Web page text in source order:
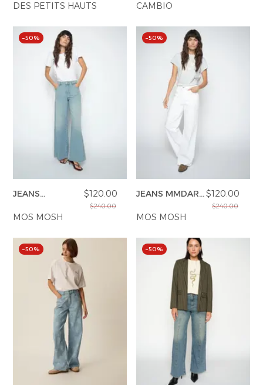
DES PETITS HAUTS CAMBIO
–50%
JEANS
ESMA
$120.00
$240.00
MOS MOSH
–50%
JEANS MMDARA$120.00
$240.00
MOS MOSH
–50% –50%